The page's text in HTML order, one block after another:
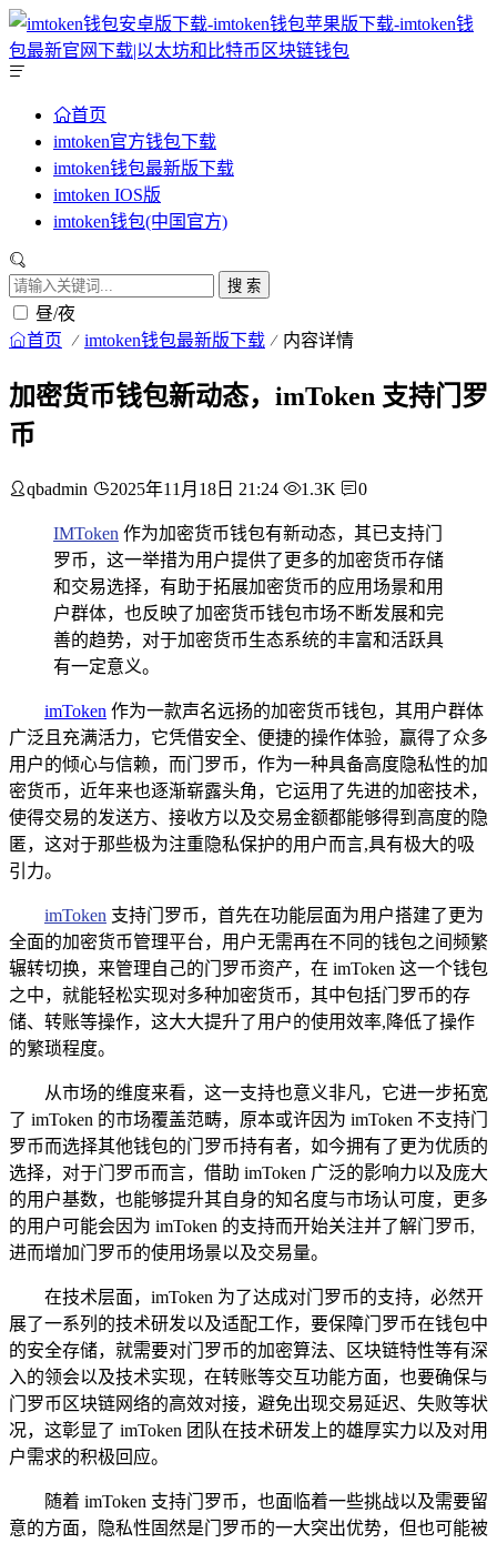
首页
imtoken官方钱包下载
imtoken钱包最新版下载
imtoken IOS版
imtoken钱包(中国官方)
搜 索
昼/夜
首页 imtoken钱包最新版下载 内容详情
加密货币钱包新动态，imToken 支持门罗
币
qbadmin 2025年11月18日 21:24 1.3K 0
IMToken 作为加密货币钱包有新动态，其已支持门
罗币，这一举措为用户提供了更多的加密货币存储
和交易选择，有助于拓展加密货币的应用场景和用
户群体，也反映了加密货币钱包市场不断发展和完
善的趋势，对于加密货币生态系统的丰富和活跃具
有一定意义。
imToken 作为一款声名远扬的加密货币钱包，其用户群体
广泛且充满活力，它凭借安全、便捷的操作体验，赢得了众多
用户的倾心与信赖，而门罗币，作为一种具备高度隐私性的加
密货币，近年来也逐渐崭露头角，它运用了先进的加密技术，
使得交易的发送方、接收方以及交易金额都能够得到高度的隐
匿，这对于那些极为注重隐私保护的用户而言,具有极大的吸
引力。
imToken 支持门罗币，首先在功能层面为用户搭建了更为
全面的加密货币管理平台，用户无需再在不同的钱包之间频繁
辗转切换，来管理自己的门罗币资产，在 imToken 这一个钱包
之中，就能轻松实现对多种加密货币，其中包括门罗币的存
储、转账等操作，这大大提升了用户的使用效率,降低了操作
的繁琐程度。
从市场的维度来看，这一支持也意义非凡，它进一步拓宽
了 imToken 的市场覆盖范畴，原本或许因为 imToken 不支持门
罗币而选择其他钱包的门罗币持有者，如今拥有了更为优质的
选择，对于门罗币而言，借助 imToken 广泛的影响力以及庞大
的用户基数，也能够提升其自身的知名度与市场认可度，更多
的用户可能会因为 imToken 的支持而开始关注并了解门罗币,
进而增加门罗币的使用场景以及交易量。
在技术层面，imToken 为了达成对门罗币的支持，必然开
展了一系列的技术研发以及适配工作，要保障门罗币在钱包中
的安全存储，就需要对门罗币的加密算法、区块链特性等有深
入的领会以及技术实现，在转账等交互功能方面，也要确保与
门罗币区块链网络的高效对接，避免出现交易延迟、失败等状
况，这彰显了 imToken 团队在技术研发上的雄厚实力以及对用
户需求的积极回应。
随着 imToken 支持门罗币，也面临着一些挑战以及需要留
意的方面，隐私性固然是门罗币的一大突出优势，但也可能被